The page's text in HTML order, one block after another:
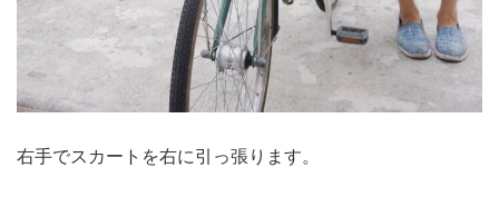
右手でスカートを右に引っ張ります。